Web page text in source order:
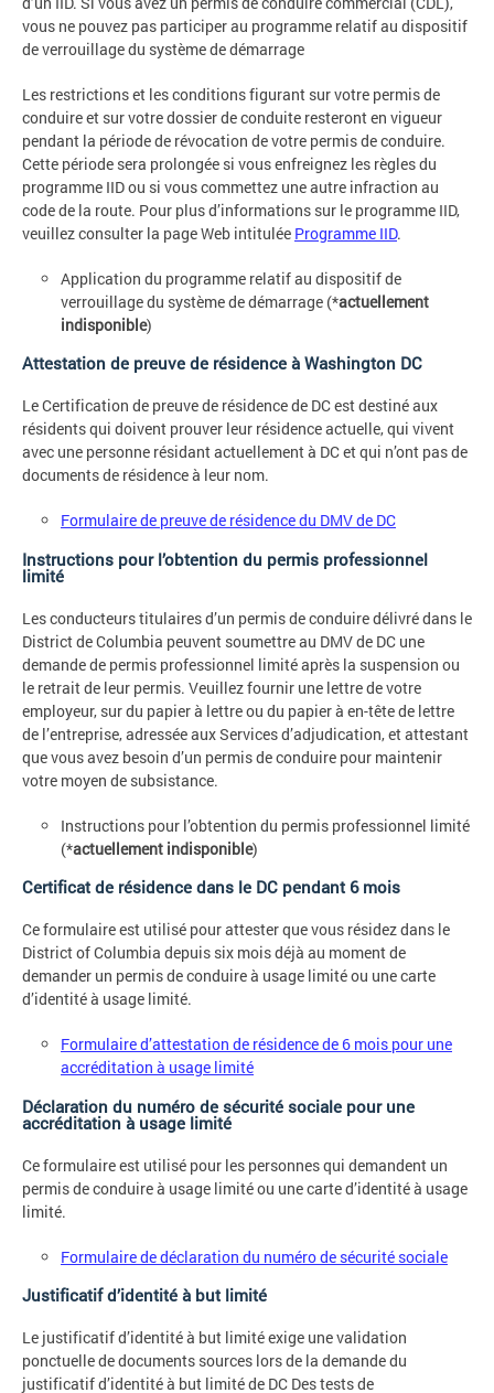
vous ne pouvez pas participer au programme relatif au dispositif
de verrouillage du système de démarrage
Les restrictions et les conditions figurant sur votre permis de
conduire et sur votre dossier de conduite resteront en vigueur
pendant la période de révocation de votre permis de conduire.
Cette période sera prolongée si vous enfreignez les règles du
programme IID ou si vous commettez une autre infraction au
code de la route. Pour plus d’informations sur le programme IID,
veuillez consulter la page Web intitulée Programme IID.
Application du programme relatif au dispositif de
verrouillage du système de démarrage (*actuellement
indisponible)
Attestation de preuve de résidence à Washington DC
Le Certification de preuve de résidence de DC est destiné aux
résidents qui doivent prouver leur résidence actuelle, qui vivent
avec une personne résidant actuellement à DC et qui n’ont pas de
documents de résidence à leur nom.
Formulaire de preuve de résidence du DMV de DC
Instructions pour l’obtention du permis professionnel
limité
Les conducteurs titulaires d’un permis de conduire délivré dans le
District de Columbia peuvent soumettre au DMV de DC une
demande de permis professionnel limité après la suspension ou
le retrait de leur permis. Veuillez fournir une lettre de votre
employeur, sur du papier à lettre ou du papier à en-tête de lettre
de l’entreprise, adressée aux Services d’adjudication, et attestant
que vous avez besoin d’un permis de conduire pour maintenir
votre moyen de subsistance.
Instructions pour l’obtention du permis professionnel limité
(*actuellement indisponible)
Certificat de résidence dans le DC pendant 6 mois
Ce formulaire est utilisé pour attester que vous résidez dans le
District of Columbia depuis six mois déjà au moment de
demander un permis de conduire à usage limité ou une carte
d’identité à usage limité.
Formulaire d’attestation de résidence de 6 mois pour une
accréditation à usage limité
Déclaration du numéro de sécurité sociale pour une
accréditation à usage limité
Ce formulaire est utilisé pour les personnes qui demandent un
permis de conduire à usage limité ou une carte d’identité à usage
limité.
Formulaire de déclaration du numéro de sécurité sociale
Justificatif d’identité à but limité
Le justificatif d’identité à but limité exige une validation
ponctuelle de documents sources lors de la demande du
justificatif d’identité à but limité de DC Des tests de